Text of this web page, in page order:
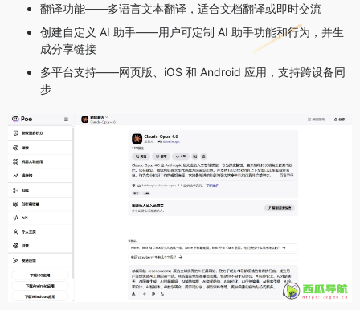
翻译功能——多语言文本翻译，适合文档翻译或即时交流
创建自定义 AI 助手——用户可定制 AI 助手功能和行为，并生
成分享链接
多平台支持——网页版、iOS 和 Android 应用，支持跨设备同
步